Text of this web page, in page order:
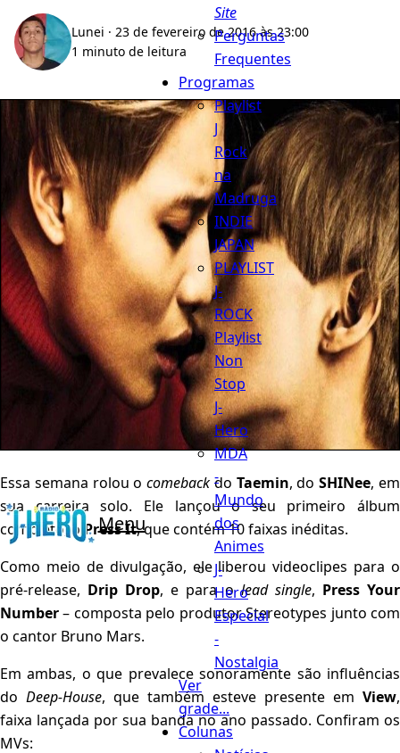
Menu
Site
Perguntas
Frequentes
Programas
Playlist
J
Rock
na
Madruga
INDIE
JAPAN
PLAYLIST
J-
ROCK
Playlist
Non
Stop
J-
Hero
MDA
-
Mundo
dos
Animes
J-
Hero
Especial
-
Nostalgia
Ver
grade...
Colunas
Lunei · 23 de fevereiro de 2016 às 23:00
1 minuto de leitura
Essa semana rolou ocomeback do Taemin, doSHINee, em
sua carreira solo. Ele lançou o seu primeiro álbum
completo, oPress It, que contém 10 faixas inéditas.
Como meio de divulgação, ele liberou videoclipes para o
pré-release, Drip Drop, e para olead single, Press Your
Number– composta pelo produtor Stereotypes junto com
o cantor Bruno Mars.
Em ambas, o que prevalece sonoramente são influências
do Deep-House, que também esteve presente em View,
faixa lançada por sua banda no ano passado. Confiram os
MVs: